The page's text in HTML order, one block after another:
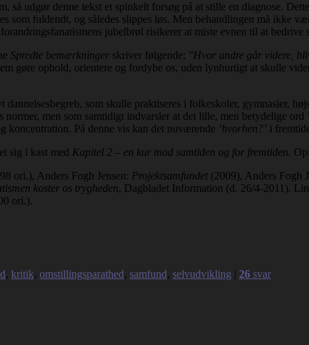
udgør denne tekst et spinkelt forsøg på at stille en diagnose.
som fuldendt, og således slippes løs. Men behandlingen må ikke
jubelbrøl risikerer at miste evnen til at bedrive
Spredte bemærkninger skriver følgende; ”Hvor andre går videre,
gøre ophold, orientere og fordybe os, uden lynhurtigt at skulle
som skulle praktiseres i folkeskoler, gymnasier,
men som samtidigt indvarsler at det lille, men betydelige ord
koncentration. På denne vis kan det nuværende ’hvorhen?’ i
sig i kast med Kapitel 2 – en kur mod samtiden og for fremtiden.
ori.), Anders Fogh Jensen: Projektsamfundet (2009), Anders Fogh
koster os trygheden, Dagbladet Information (d. 26/4-2011).
ori.).
, kritik, omstillingsparathed, samfund, selvudvikling | 26 svar